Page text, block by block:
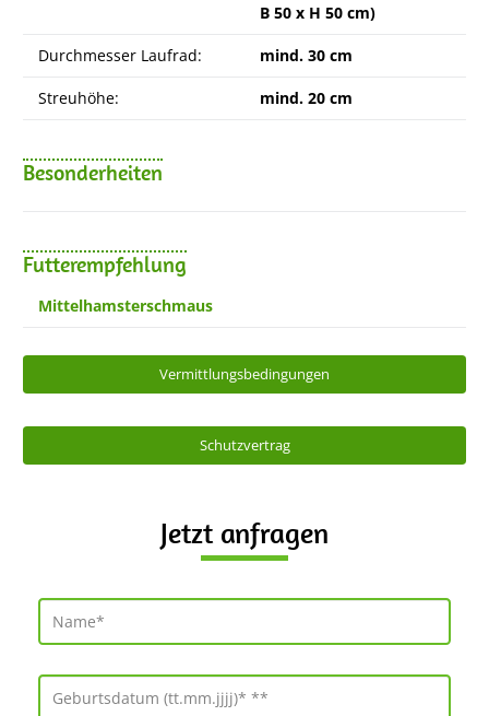
B 50 x H 50 cm)
Durchmesser Laufrad: mind. 30 cm
Streuhöhe: mind. 20 cm
Besonderheiten
Futterempfehlung
Mittelhamsterschmaus
Vermittlungsbedingungen
Schutzvertrag
Jetzt anfragen